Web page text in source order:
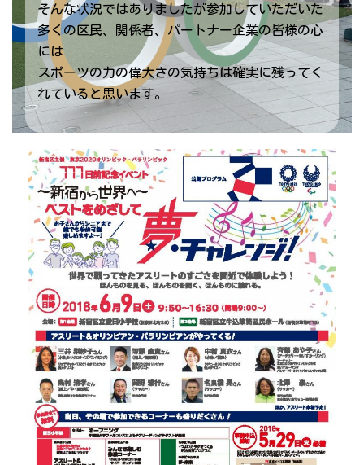
そんな状況ではありましたが参加していただいた
多くの区民、関係者、パートナー企業の皆様の心
には
スポーツの力の偉大さの気持ちは確実に残ってく
れていると思います。